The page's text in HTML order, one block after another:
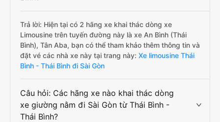
Trả lời: Hiện tại có 2 hãng xe khai thác dòng xe
Limousine trên tuyến đường này là xe An Bình (Thái
Bình), Tân Aba, bạn có thể tham khảo thêm thông tin và
đặt vé các nhà xe này tại trang này: Xe limousine Thái
Bình - Thái Bình đi Sài Gòn
Câu hỏi: Các hãng xe nào khai thác dòng
xe giường nằm đi Sài Gòn từ Thái Bình -
Thái Bình?